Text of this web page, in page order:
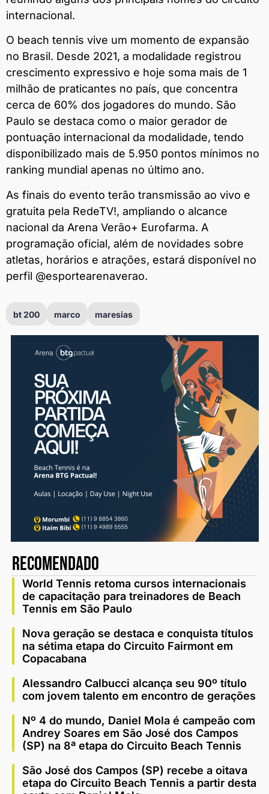
internacional.
O beach tennis vive um momento de expansão
no Brasil. Desde 2021, a modalidade registrou
crescimento expressivo e hoje soma mais de 1
milhão de praticantes no país, que concentra
cerca de 60% dos jogadores do mundo. São
Paulo se destaca como o maior gerador de
pontuação internacional da modalidade, tendo
disponibilizado mais de 5.950 pontos mínimos no
ranking mundial apenas no último ano.
As finais do evento terão transmissão ao vivo e
gratuita pela RedeTV!, ampliando o alcance
nacional da Arena Verão+ Eurofarma. A
programação oficial, além de novidades sobre
atletas, horários e atrações, estará disponível no
perfil @esportearenaverao.
bt 200 marco maresias
recomendado
World Tennis retoma cursos internacionais
de capacitação para treinadores de Beach
Tennis em São Paulo
Nova geração se destaca e conquista títulos
na sétima etapa do Circuito Fairmont em
Copacabana
Alessandro Calbucci alcança seu 90º título
com jovem talento em encontro de gerações
Nº 4 do mundo, Daniel Mola é campeão com
Andrey Soares em São José dos Campos
(SP) na 8ª etapa do Circuito Beach Tennis
São José dos Campos (SP) recebe a oitava
etapa do Circuito Beach Tennis a partir desta